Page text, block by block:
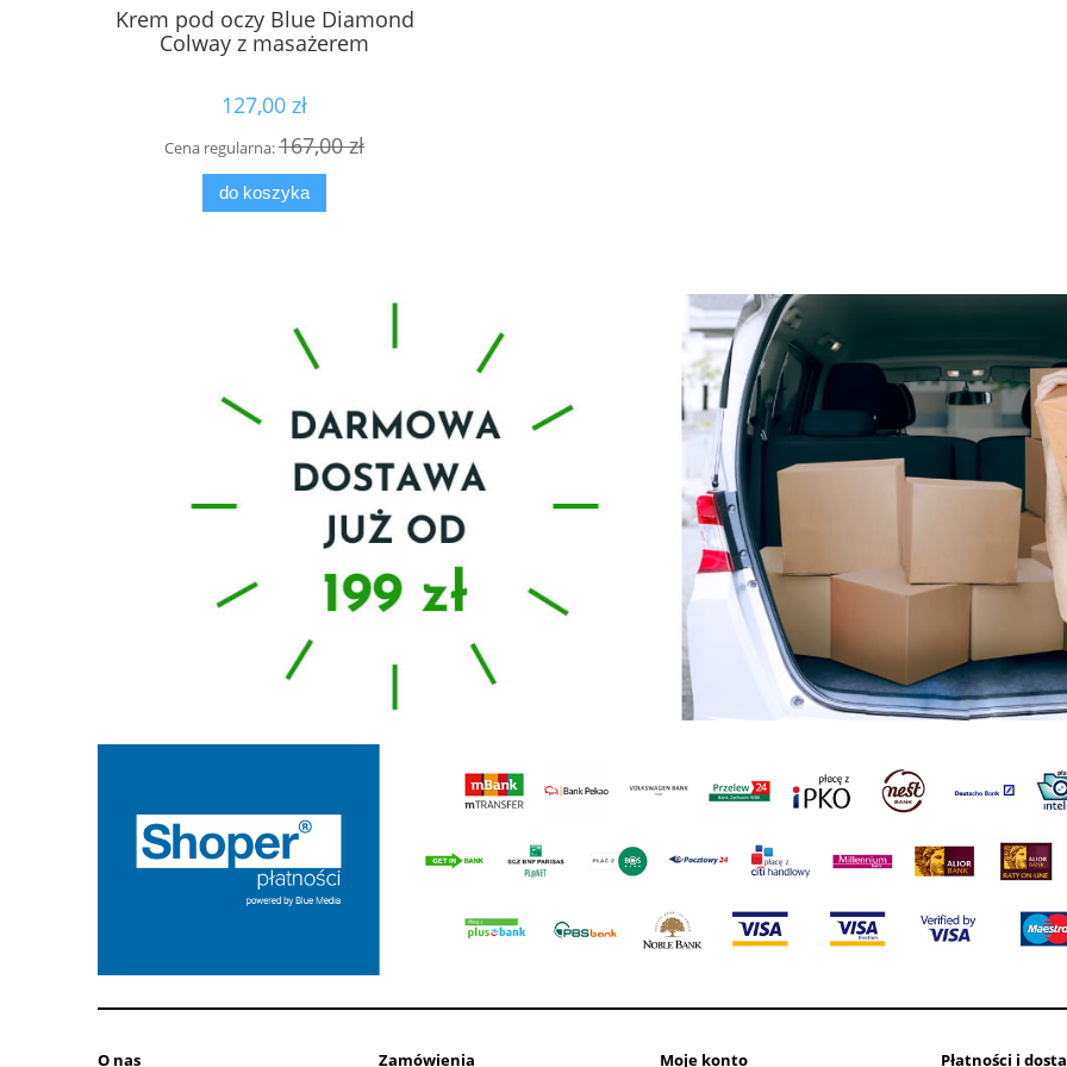
Krem pod oczy Blue Diamond
Colway z masażerem
127,00 zł
Cena regularna:167,00 zł
do koszyka
O nas Zamówienia Moje konto Płatności i